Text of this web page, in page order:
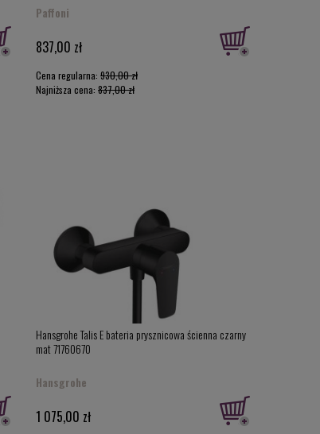
Paffoni
837,00 zł
Cena regularna: 930,00 zł
Najniższa cena: 837,00 zł
Hansgrohe Talis E bateria prysznicowa ścienna czarny
mat 71760670
Hansgrohe
1 075,00 zł